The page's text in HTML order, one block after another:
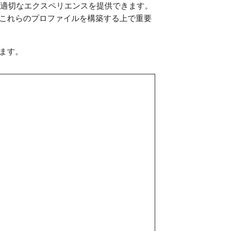
切なエクスペリエンスを提供できます。
れらのプロファイルを構築する上で重要
す。